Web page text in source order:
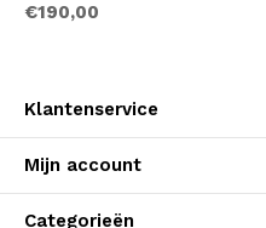
€190,00
Klantenservice
Mijn account
Categorieën